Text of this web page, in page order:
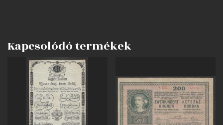
Kapcsolódó termékek